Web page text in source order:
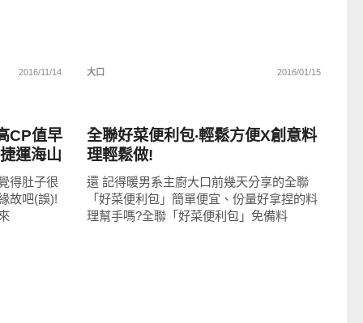
2016/11/14 大口 2016/01/15
CP值早
運海山
得肚子很
故吧(誤)!
全聯好菜便利包‧輕鬆方便X創意料
理輕鬆做!
還 記得暖男系主廚大口前幾天分享的全聯
「好菜便利包」簡單便宜、份量好拿捏的料
理幫手嗎?全聯「好菜便利包」免備料